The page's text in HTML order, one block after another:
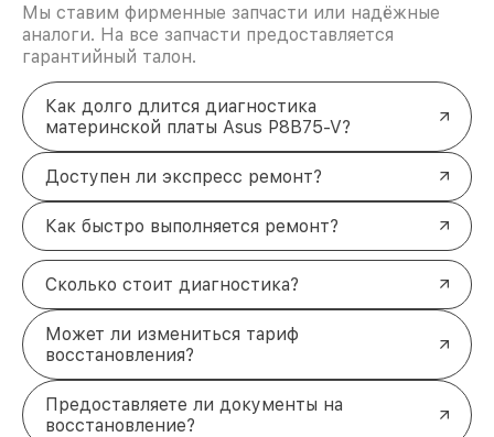
Мы ставим фирменные запчасти или надёжные
аналоги. На все запчасти предоставляется
гарантийный талон.
Как долго длится диагностика
материнской платы Asus P8B75-V?
Доступен ли экспресс ремонт?
Как быстро выполняется ремонт?
Сколько стоит диагностика?
Может ли измениться тариф
восстановления?
Предоставляете ли документы на
восстановление?